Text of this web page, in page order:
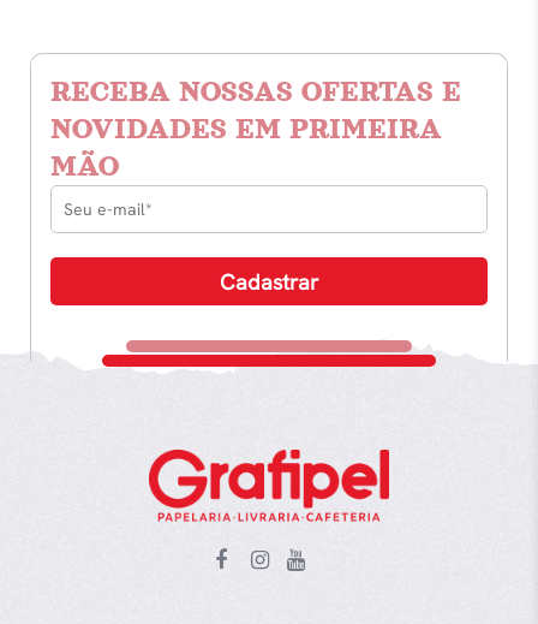
RECEBA NOSSAS OFERTAS E
NOVIDADES EM PRIMEIRA
MÃO